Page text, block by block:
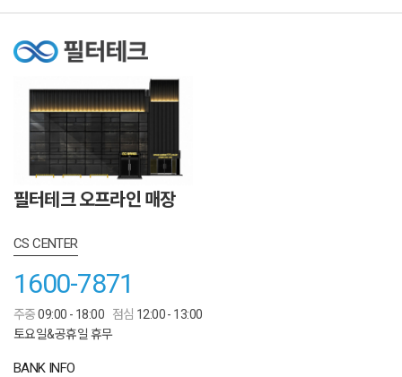
필터테크 오프라인 매장
CS CENTER
1600-7871
주중09:00 - 18:00 점심 12:00 - 13:00
토요일&공휴일 휴무
BANK INFO